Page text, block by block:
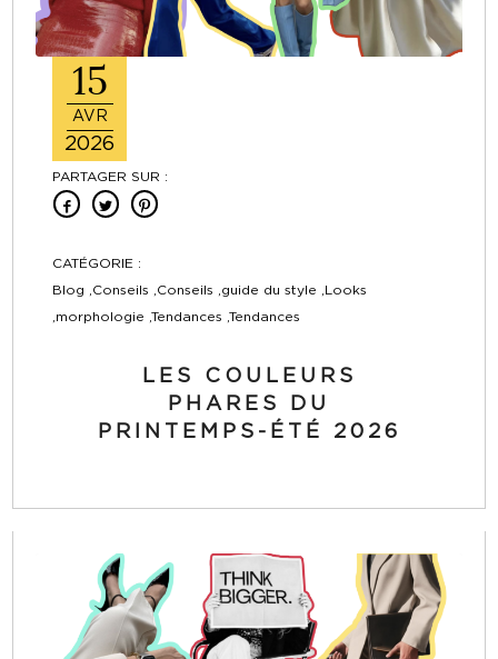
15
AVR
2026
PARTAGER SUR :
CATÉGORIE :
Blog ,Conseils ,Conseils ,guide du style ,Looks
,morphologie ,Tendances ,Tendances
LES COULEURS
PHARES DU
PRINTEMPS-ÉTÉ 2026